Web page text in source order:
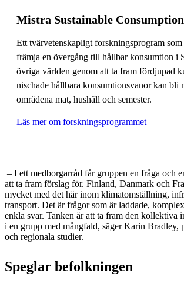
Mistra Sustainable Consumption
Ett tvärvetenskapligt forskningsprogram
främja en övergång till hållbar konsumtion i
övriga världen genom att ta fram fördjupad
nischade hållbara konsumtionsvanor kan bli
områdena mat, hushåll och semester.
Läs mer om forskningsprogrammet
– I ett medborgarråd får gruppen en fråga och
att ta fram förslag för. Finland, Danmark och
mycket med det här inom klimatomställning,
transport. Det är frågor som är laddade,
enkla svar. Tanken är att ta fram den kollektiva
i en grupp med mångfald, säger Karin Bradley,
och regionala studier.
Speglar befolkningen